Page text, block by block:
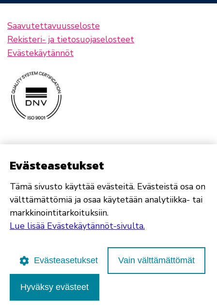
Saavutettavuusseloste
Rekisteri- ja tietosuojaselosteet
Evästekäytännöt
Poutapilvi web design
Evästeasetukset
Tämä sivusto käyttää evästeitä. Evästeistä osa on
välttämättömiä ja osaa käytetään analytiikka- tai
markkinointitarkoituksiin.
Lue lisää Evästekäytännöt-sivulta.
Evästeasetukset Vain välttämättömät
Hyväksy evästeet